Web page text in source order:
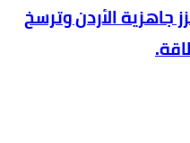
الأردن وترسخ